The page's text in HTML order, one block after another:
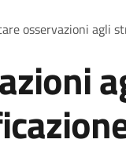
osservazioni agli